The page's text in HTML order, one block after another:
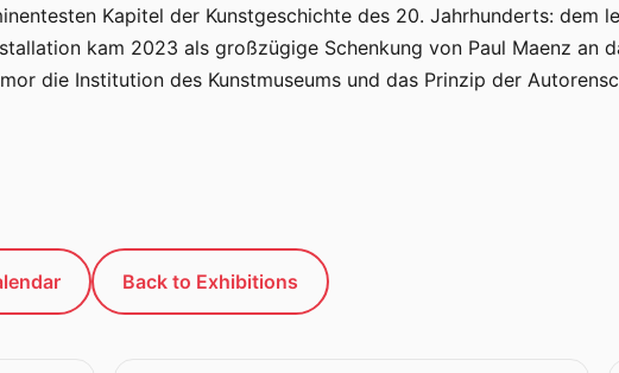
Kapitel der Kunstgeschichte des 20. Jahrhunderts: dem
kam 2023 als großzügige Schenkung von Paul Maenz an
die Institution des Kunstmuseums und das Prinzip der
Back to Exhibitions